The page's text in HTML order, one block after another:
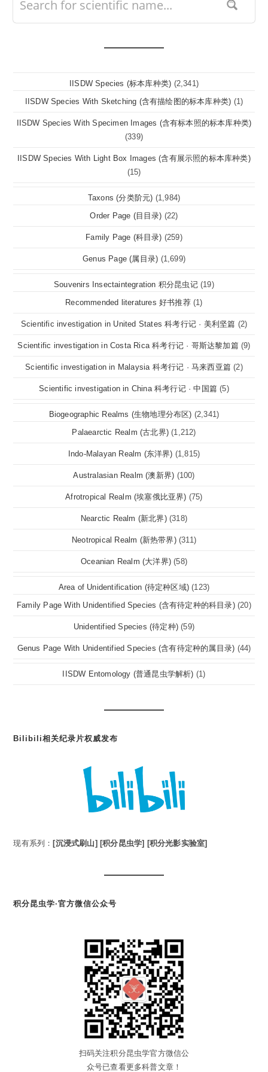
IISDW Species (标本库种类) (2,341)
IISDW Species With Sketching (含有描绘图的标本库种类) (1)
IISDW Species With Specimen Images (含有标本照的标本库种类)
(339)
IISDW Species With Light Box Images (含有展示照的标本库种类)
(15)
Taxons (分类阶元) (1,984)
Order Page (目目录) (22)
Family Page (科目录) (259)
Genus Page (属目录) (1,699)
Souvenirs Insectaintegration 积分昆虫记 (19)
Recommended literatures 好书推荐 (1)
Scientific investigation in United States 科考行记 · 美利坚篇 (2)
Scientific investigation in Costa Rica 科考行记 · 哥斯达黎加篇 (9)
Scientific investigation in Malaysia 科考行记 · 马来西亚篇 (2)
Scientific investigation in China 科考行记 · 中国篇 (5)
Biogeographic Realms (生物地理分布区) (2,341)
Palaearctic Realm (古北界) (1,212)
Indo-Malayan Realm (东洋界) (1,815)
Australasian Realm (澳新界) (100)
Afrotropical Realm (埃塞俄比亚界) (75)
Nearctic Realm (新北界) (318)
Neotropical Realm (新热带界) (311)
Oceanian Realm (大洋界) (58)
Area of Unidentification (待定种区域) (123)
Family Page With Unidentified Species (含有待定种的科目录) (20)
Unidentified Species (待定种) (59)
Genus Page With Unidentified Species (含有待定种的属目录) (44)
IISDW Entomology (普通昆虫学解析) (1)
Bilibili相关纪录片权威发布
现有系列： [沉浸式刷山] [积分昆虫学] [积分光影实验室]
积分昆虫学·官方微信公众号
扫码关注积分昆虫学官方微信公
众号已查看更多科普文章！